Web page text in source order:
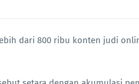
dari 800 ribu konten judi